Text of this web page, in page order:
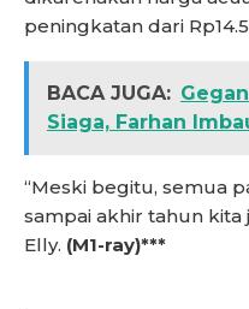
peningkatan dari
BACA JUGA:
Siaga, Farhan
“Meski begitu, semua
sampai akhir tahun
Elly. (M1-ray)***